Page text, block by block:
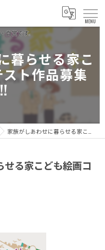
暮らせる家こ
ト作品募集
家族がしあわせに暮らせる家こども絵画コンテスト作品募集中!!
る家こども絵画コ